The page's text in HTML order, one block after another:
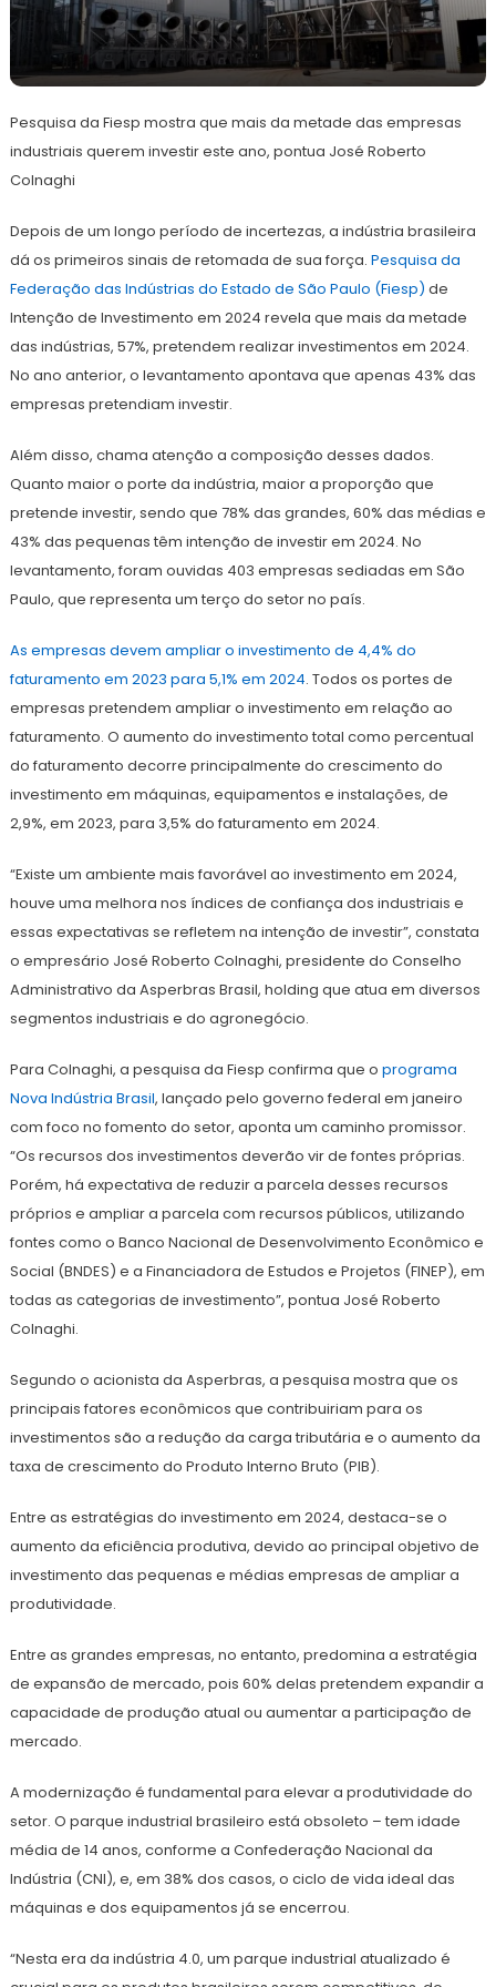
7
junho
de
Redação
Pesquisa da Fiesp mostra que mais da metade das empresas
industriais querem investir este ano, pontua José Roberto
Colnaghi
Depois de um longo período de incertezas, a indústria brasileira
dá os primeiros sinais de retomada de sua força. Pesquisa da
Federação das Indústrias do Estado de São Paulo (Fiesp) de
Intenção de Investimento em 2024 revela que mais da metade
das indústrias, 57%, pretendem realizar investimentos em 2024.
No ano anterior, o levantamento apontava que apenas 43% das
empresas pretendiam investir.
Além disso, chama atenção a composição desses dados.
Quanto maior o porte da indústria, maior a proporção que
pretende investir, sendo que 78% das grandes, 60% das médias e
43% das pequenas têm intenção de investir em 2024. No
levantamento, foram ouvidas 403 empresas sediadas em São
Paulo, que representa um terço do setor no país.
As empresas devem ampliar o investimento de 4,4% do
faturamento em 2023 para 5,1% em 2024. Todos os portes de
empresas pretendem ampliar o investimento em relação ao
faturamento. O aumento do investimento total como percentual
do faturamento decorre principalmente do crescimento do
investimento em máquinas, equipamentos e instalações, de
2,9%, em 2023, para 3,5% do faturamento em 2024.
“Existe um ambiente mais favorável ao investimento em 2024,
houve uma melhora nos índices de confiança dos industriais e
essas expectativas se refletem na intenção de investir”, constata
o empresário José Roberto Colnaghi, presidente do Conselho
Administrativo da Asperbras Brasil, holding que atua em diversos
segmentos industriais e do agronegócio.
Para Colnaghi, a pesquisa da Fiesp confirma que o programa
Nova Indústria Brasil, lançado pelo governo federal em janeiro
com foco no fomento do setor, aponta um caminho promissor.
“Os recursos dos investimentos deverão vir de fontes próprias.
Porém, há expectativa de reduzir a parcela desses recursos
próprios e ampliar a parcela com recursos públicos, utilizando
fontes como o Banco Nacional de Desenvolvimento Econômico e
Social (BNDES) e a Financiadora de Estudos e Projetos (FINEP), em
todas as categorias de investimento”, pontua José Roberto
Colnaghi.
Segundo o acionista da Asperbras, a pesquisa mostra que os
principais fatores econômicos que contribuiriam para os
investimentos são a redução da carga tributária e o aumento da
taxa de crescimento do Produto Interno Bruto (PIB).
Entre as estratégias do investimento em 2024, destaca-se o
aumento da eficiência produtiva, devido ao principal objetivo de
investimento das pequenas e médias empresas de ampliar a
produtividade.
Entre as grandes empresas, no entanto, predomina a estratégia
de expansão de mercado, pois 60% delas pretendem expandir a
capacidade de produção atual ou aumentar a participação de
mercado.
A modernização é fundamental para elevar a produtividade do
setor. O parque industrial brasileiro está obsoleto – tem idade
média de 14 anos, conforme a Confederação Nacional da
Indústria (CNI), e, em 38% dos casos, o ciclo de vida ideal das
máquinas e dos equipamentos já se encerrou.
“Nesta era da indústria 4.0, um parque industrial atualizado é